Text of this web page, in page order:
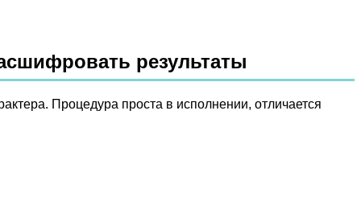
результаты
Процедура проста в исполнении, отличается